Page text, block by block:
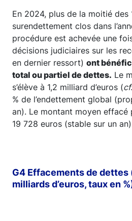
En 2024, plus de la moitié des
surendettement clos dans
procédure est achevée une
décisions judiciaires sur les
en dernier ressort) ont
total ou partiel de dettes. Le
s’élève à 1,2 milliard d’euros (
% de l’endettement global
an). Le montant moyen effacé
19 728 euros (stable sur un
G4 Effacements de dettes
milliards d’euros, taux en